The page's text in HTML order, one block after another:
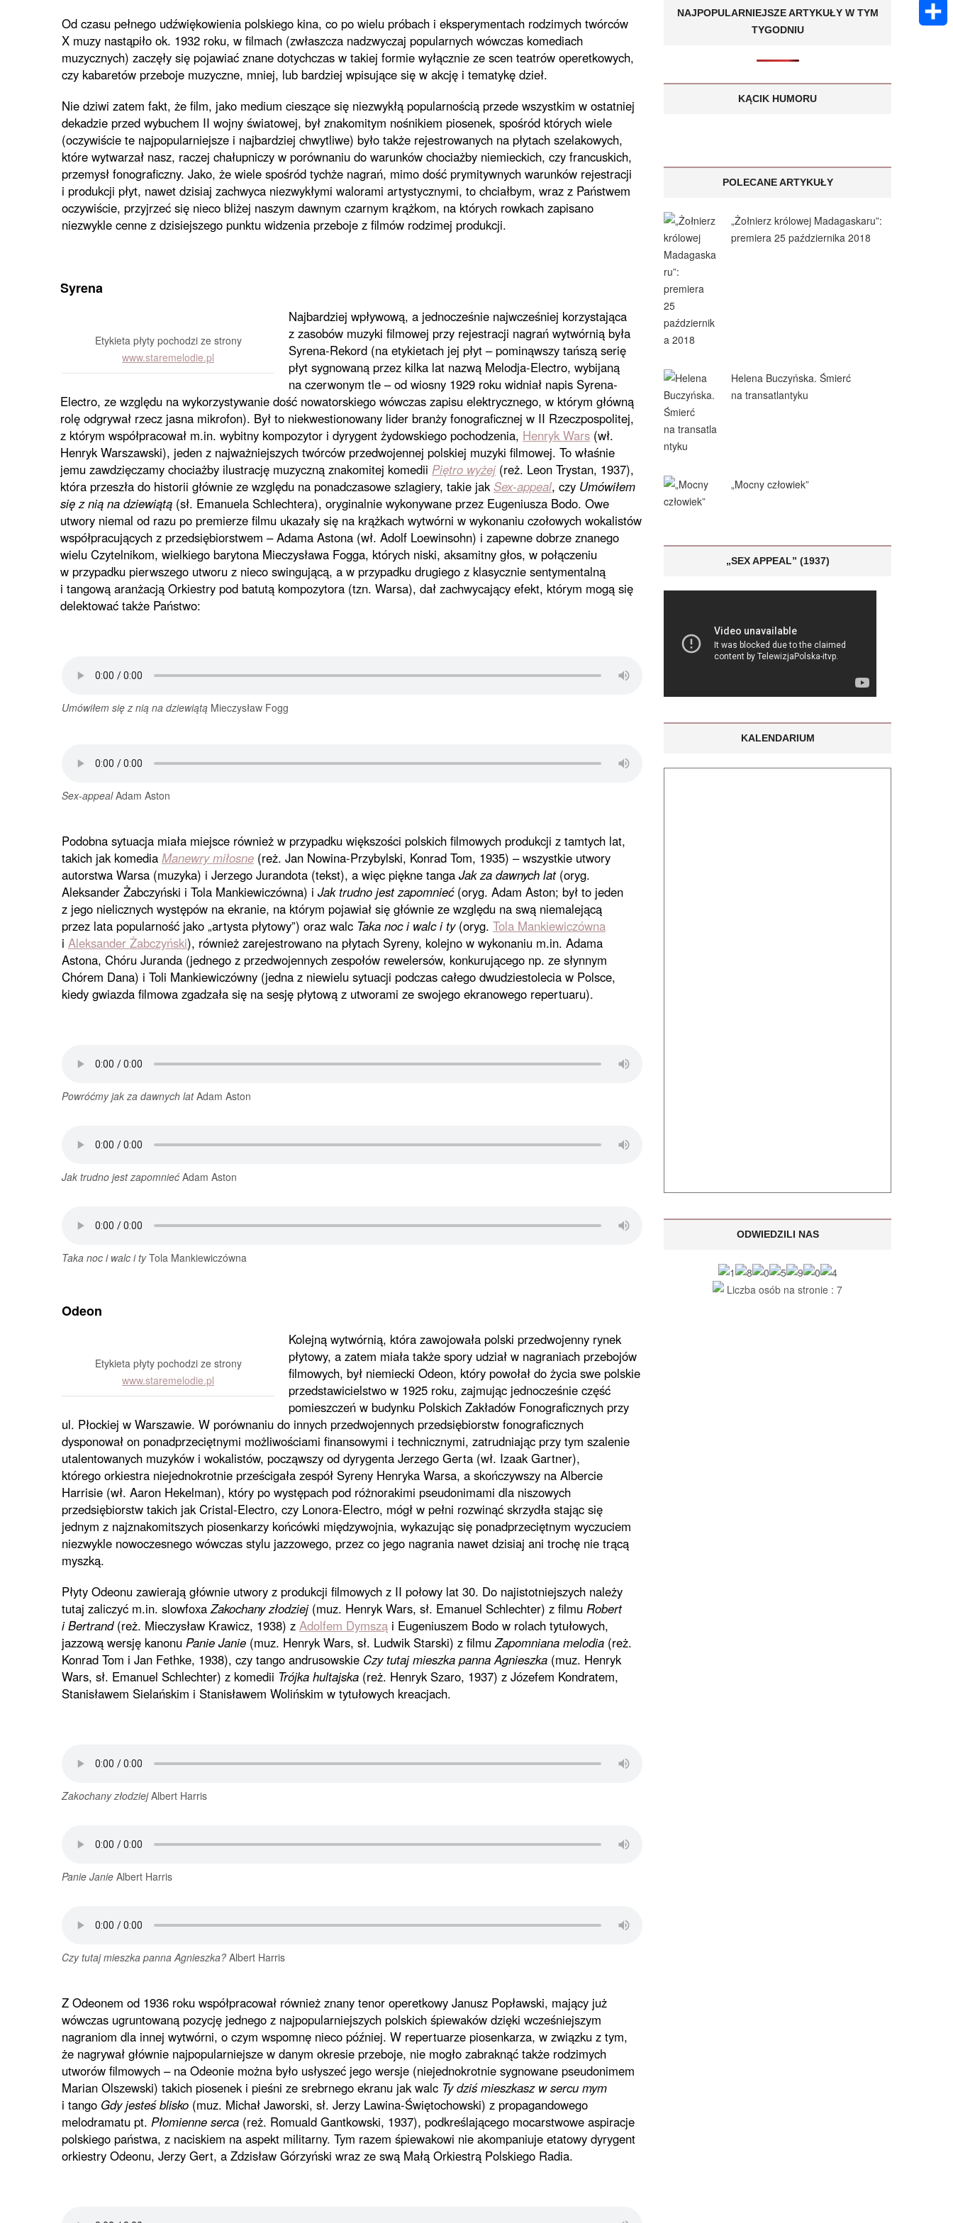
Od czasu pełnego udźwiękowienia polskiego kina, co po wielu próbach i eksperymentach rodzimych twórców
X muzy nastąpiło ok. 1932 roku, w filmach (zwłaszcza nadzwyczaj popularnych wówczas komediach
muzycznych) zaczęły się pojawiać znane dotychczas w takiej formie wyłącznie ze scen teatrów operetkowych,
czy kabaretów przeboje muzyczne, mniej, lub bardziej wpisujące się w akcję i tematykę dzieł.
Nie dziwi zatem fakt, że film, jako medium cieszące się niezwykłą popularnością przede wszystkim w ostatniej
dekadzie przed wybuchem II wojny światowej, był znakomitym nośnikiem piosenek, spośród których wiele
(oczywiście te najpopularniejsze i najbardziej chwytliwe) było także rejestrowanych na płytach szelakowych,
które wytwarzał nasz, raczej chałupniczy w porównaniu do warunków chociażby niemieckich, czy francuskich,
przemysł fonograficzny. Jako, że wiele spośród tychże nagrań, mimo dość prymitywnych warunków rejestracji
i produkcji płyt, nawet dzisiaj zachwyca niezwykłymi walorami artystycznymi, to chciałbym, wraz z Państwem
oczywiście, przyjrzeć się nieco bliżej naszym dawnym czarnym krążkom, na których rowkach zapisano
niezwykle cenne z dzisiejszego punktu widzenia przeboje z filmów rodzimej produkcji.
Syrena
Etykieta płyty pochodzi ze strony
www.staremelodie.pl
Najbardziej wpływową, a jednocześnie najwcześniej korzystająca
z zasobów muzyki filmowej przy rejestracji nagrań wytwórnią była
Syrena-Rekord (na etykietach jej płyt – pominąwszy tańszą serię
płyt sygnowaną przez kilka lat nazwą Melodja-Electro, wybijaną
na czerwonym tle – od wiosny 1929 roku widniał napis Syrena-
Electro, ze względu na wykorzystywanie dość nowatorskiego wówczas zapisu elektrycznego, w którym główną
rolę odgrywał rzecz jasna mikrofon). Był to niekwestionowany lider branży fonograficznej w II Rzeczpospolitej,
z którym współpracował m.in. wybitny kompozytor i dyrygent żydowskiego pochodzenia, Henryk Wars (wł.
Henryk Warszawski), jeden z najważniejszych twórców przedwojennej polskiej muzyki filmowej. To właśnie
jemu zawdzięczamy chociażby ilustrację muzyczną znakomitej komedii Piętro wyżej(reż. Leon Trystan, 1937),
która przeszła do historii głównie ze względu na ponadczasowe szlagiery, takie jakSex-appeal, czy Umówiłem
się z nią na dziewiątą (sł. Emanuela Schlechtera), oryginalnie wykonywane przez Eugeniusza Bodo. Owe
utwory niemal od razu po premierze filmu ukazały się na krążkach wytwórni w wykonaniu czołowych wokalistów
współpracujących z przedsiębiorstwem – Adama Astona (wł. Adolf Loewinsohn) i zapewne dobrze znanego
wielu Czytelnikom, wielkiego barytona Mieczysława Fogga, których niski, aksamitny głos, w połączeniu
w przypadku pierwszego utworu z nieco swingującą, a w przypadku drugiego z klasycznie sentymentalną
i tangową aranżacją Orkiestry pod batutą kompozytora (tzn. Warsa), dał zachwycający efekt, którym mogą się
delektować także Państwo:
Umówiłem się z nią na dziewiątą Mieczysław Fogg
Sex-appealAdam Aston
Podobna sytuacja miała miejsce również w przypadku większości polskich filmowych produkcji z tamtych lat,
takich jak komedia Manewry miłosne (reż. Jan Nowina-Przybylski, Konrad Tom, 1935) – wszystkie utwory
autorstwa Warsa (muzyka) i Jerzego Jurandota (tekst), a więc piękne tanga Jak za dawnych lat(oryg.
Aleksander Żabczyński i Tola Mankiewiczówna) i Jak trudno jest zapomnieć(oryg. Adam Aston; był to jeden
z jego nielicznych występów na ekranie, na którym pojawiał się głównie ze względu na swą niemalejącą
przez lata popularność jako „artysta płytowy”) oraz walc Taka noc i walc i ty(oryg. Tola Mankiewiczówna
i Aleksander Żabczyński), również zarejestrowano na płytach Syreny, kolejno w wykonaniu m.in. Adama
Astona, Chóru Juranda (jednego z przedwojennych zespołów rewelersów, konkurującego np. ze słynnym
Chórem Dana) i Toli Mankiewiczówny (jedna z niewielu sytuacji podczas całego dwudziestolecia w Polsce,
kiedy gwiazda filmowa zgadzała się na sesję płytową z utworami ze swojego ekranowego repertuaru).
Powróćmy jak za dawnych latAdam Aston
Jak trudno jest zapomnieć Adam Aston
Taka noc i walc i tyTola Mankiewiczówna
Odeon
Etykieta płyty pochodzi ze strony
www.staremelodie.pl
Kolejną wytwórnią, która zawojowała polski przedwojenny rynek
płytowy, a zatem miała także spory udział w nagraniach przebojów
filmowych, był niemiecki Odeon, który powołał do życia swe polskie
przedstawicielstwo w 1925 roku, zajmując jednocześnie część
pomieszczeń w budynku Polskich Zakładów Fonograficznych przy
ul. Płockiej w Warszawie. W porównaniu do innych przedwojennych przedsiębiorstw fonograficznych
dysponował on ponadprzeciętnymi możliwościami finansowymi i technicznymi, zatrudniając przy tym szalenie
utalentowanych muzyków i wokalistów, począwszy od dyrygenta Jerzego Gerta (wł. Izaak Gartner),
którego orkiestra niejednokrotnie prześcigała zespół Syreny Henryka Warsa, a skończywszy na Albercie
Harrisie (wł. Aaron Hekelman), który po występach pod różnorakimi pseudonimami dla niszowych
przedsiębiorstw takich jak Cristal-Electro, czy Lonora-Electro, mógł w pełni rozwinąć skrzydła stając się
jednym z najznakomitszych piosenkarzy końcówki międzywojnia, wykazując się ponadprzeciętnym wyczuciem
niezwykle nowoczesnego wówczas stylu jazzowego, przez co jego nagrania nawet dzisiaj ani trochę nie trącą
myszką.
Płyty Odeonu zawierają głównie utwory z produkcji filmowych z II połowy lat 30. Do najistotniejszych należy
tutaj zaliczyć m.in. slowfoxaZakochany złodziej(muz. Henryk Wars, sł. Emanuel Schlechter) z filmu Robert
i Bertrand(reż. Mieczysław Krawicz, 1938) z Adolfem Dymszą i Eugeniuszem Bodo w rolach tytułowych,
jazzową wersję kanonu Panie Janie (muz. Henryk Wars, sł. Ludwik Starski) z filmuZapomniana melodia (reż.
Konrad Tom i Jan Fethke, 1938), czy tango andrusowskie Czy tutaj mieszka panna Agnieszka (muz. Henryk
Wars, sł. Emanuel Schlechter) z komedii Trójka hultajska (reż. Henryk Szaro, 1937) z Józefem Kondratem,
Stanisławem Sielańskim i Stanisławem Wolińskim w tytułowych kreacjach.
Zakochany złodziejAlbert Harris
Panie Janie Albert Harris
Czy tutaj mieszka panna Agnieszka? Albert Harris
Z Odeonem od 1936 roku współpracował również znany tenor operetkowy Janusz Popławski, mający już
wówczas ugruntowaną pozycję jednego z najpopularniejszych polskich śpiewaków dzięki wcześniejszym
nagraniom dla innej wytwórni, o czym wspomnę nieco później. W repertuarze piosenkarza, w związku z tym,
że nagrywał głównie najpopularniejsze w danym okresie przeboje, nie mogło zabraknąć także rodzimych
utworów filmowych – na Odeonie można było usłyszeć jego wersje (niejednokrotnie sygnowane pseudonimem
Marian Olszewski) takich piosenek i pieśni ze srebrnego ekranu jak walc Ty dziś mieszkasz w sercu mym
i tango Gdy jesteś blisko (muz. Michał Jaworski, sł. Jerzy Lawina-Świętochowski) z propagandowego
melodramatu pt. Płomienne serca (reż. Romuald Gantkowski, 1937), podkreślającego mocarstwowe aspiracje
polskiego państwa, z naciskiem na aspekt militarny. Tym razem śpiewakowi nie akompaniuje etatowy dyrygent
orkiestry Odeonu, Jerzy Gert, a Zdzisław Górzyński wraz ze swą Małą Orkiestrą Polskiego Radia.
NAJPOPULARNIEJSZE ARTYKUŁY W TYM
TYGODNIU
KĄCIK HUMORU
POLECANE ARTYKUŁY
„Żołnierz królowej Madagaskaru”:
premiera 25 października 2018
Helena Buczyńska. Śmierć
na transatlantyku
„Mocny człowiek”
„SEX APPEAL” (1937)
KALENDARIUM
ODWIEDZILI NAS
Liczba osób na stronie : 7
A
s
a
E